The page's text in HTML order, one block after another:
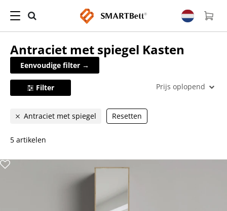
Antraciet met spiegel Kasten
Eenvoudige filter →
Filter Prijs oplopend
Antraciet met spiegel Resetten
5 artikelen